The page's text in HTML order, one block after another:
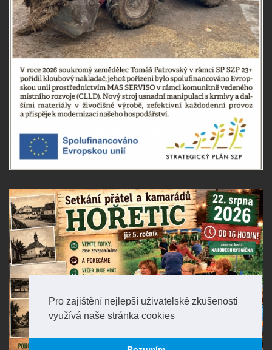
Pro zajištění nejlepší uživatelské zkušenosti
využívá naše stránka cookies